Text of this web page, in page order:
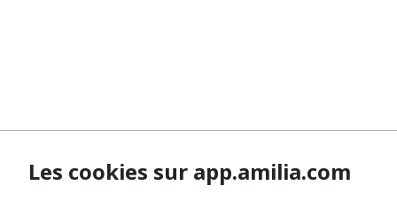
Les cookies sur app.amilia.com